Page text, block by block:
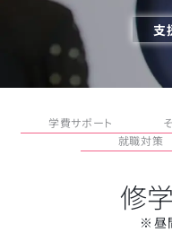
支
学費サポート
就職対策
修
※昼